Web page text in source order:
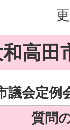
高田
議会定例
質問